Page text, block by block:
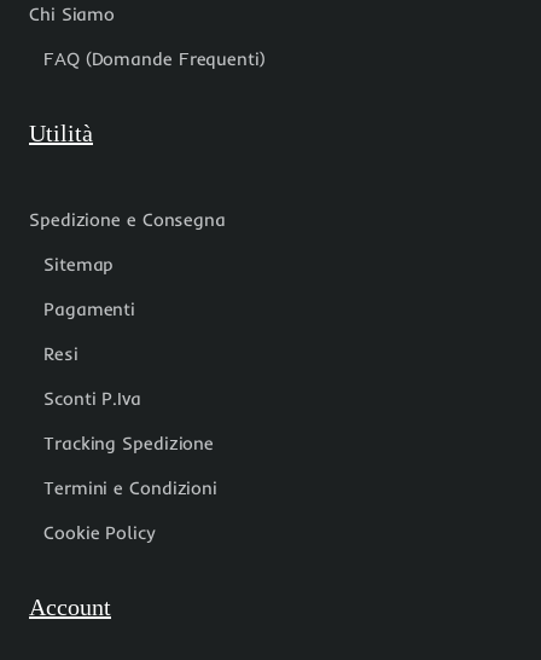
Chi Siamo
FAQ (Domande Frequenti)
Utilità
Spedizione e Consegna
Sitemap
Pagamenti
Resi
Sconti P.Iva
Tracking Spedizione
Termini e Condizioni
Cookie Policy
Account